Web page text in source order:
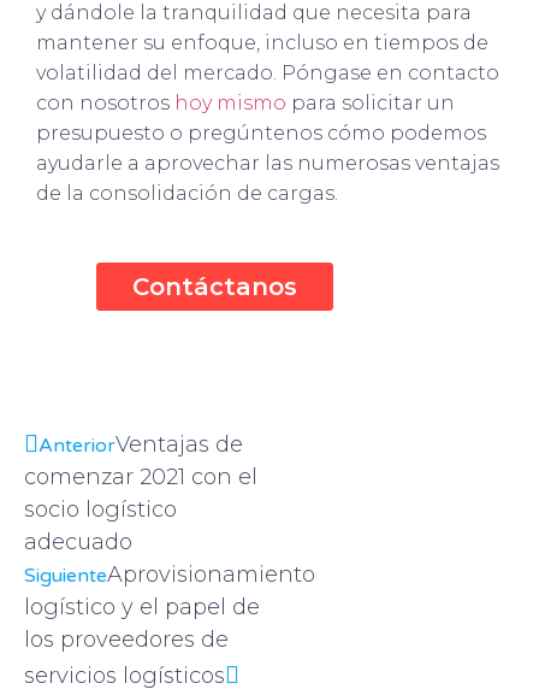
y dándole la tranquilidad que necesita para
mantener su enfoque, incluso en tiempos de
volatilidad del mercado. Póngase en contacto
con nosotros hoy mismo para solicitar un
presupuesto o pregúntenos cómo podemos
ayudarle a aprovechar las numerosas ventajas
de la consolidación de cargas.
Contáctanos
AnteriorVentajas de
comenzar 2021 con el
socio logístico
adecuado
SiguienteAprovisionamiento
logístico y el papel de
los proveedores de
servicios logísticos